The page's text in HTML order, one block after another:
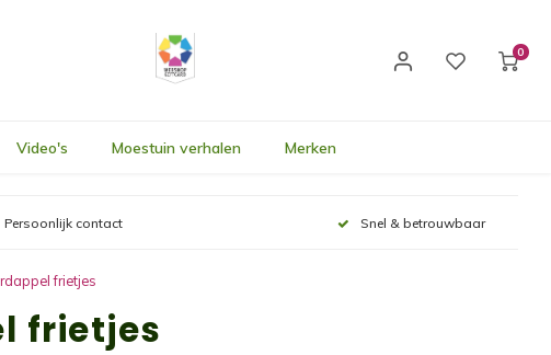
0
Video's Moestuin verhalen Merken
Persoonlijk contact Snel & betrouwbaar
frietjes
frietjes